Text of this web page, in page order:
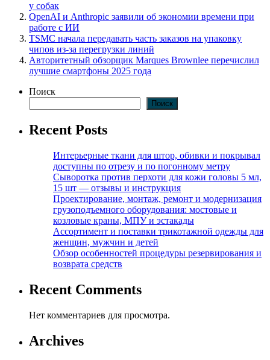
у собак
OpenAI и Anthropic заявили об экономии времени при
работе с ИИ
TSMC начала передавать часть заказов на упаковку
чипов из-за перегрузки линий
Авторитетный обзорщик Marques Brownlee перечислил
лучшие смартфоны 2025 года
Поиск
Поиск
Recent Posts
Интерьерные ткани для штор, обивки и покрывал
доступны по отрезу и по погонному метру
Сыворотка против перхоти для кожи головы 5 мл,
15 шт — отзывы и инструкция
Проектирование, монтаж, ремонт и модернизация
грузоподъемного оборудования: мостовые и
козловые краны, МПУ и эстакады
Ассортимент и поставки трикотажной одежды для
женщин, мужчин и детей
Обзор особенностей процедуры резервирования и
возврата средств
Recent Comments
Нет комментариев для просмотра.
Archives